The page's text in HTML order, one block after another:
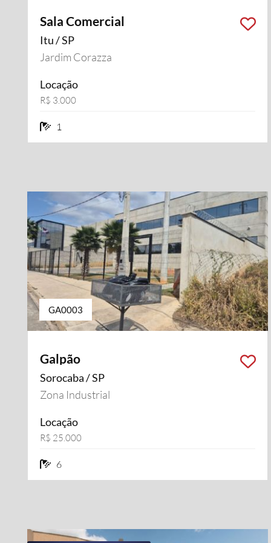
Sala Comercial
Itu / SP
Jardim Corazza
Locação
R$ 3.000
1 banheiros
1
GA0003
Galpão
Sorocaba / SP
Zona Industrial
Locação
R$ 25.000
6 banheiros
6